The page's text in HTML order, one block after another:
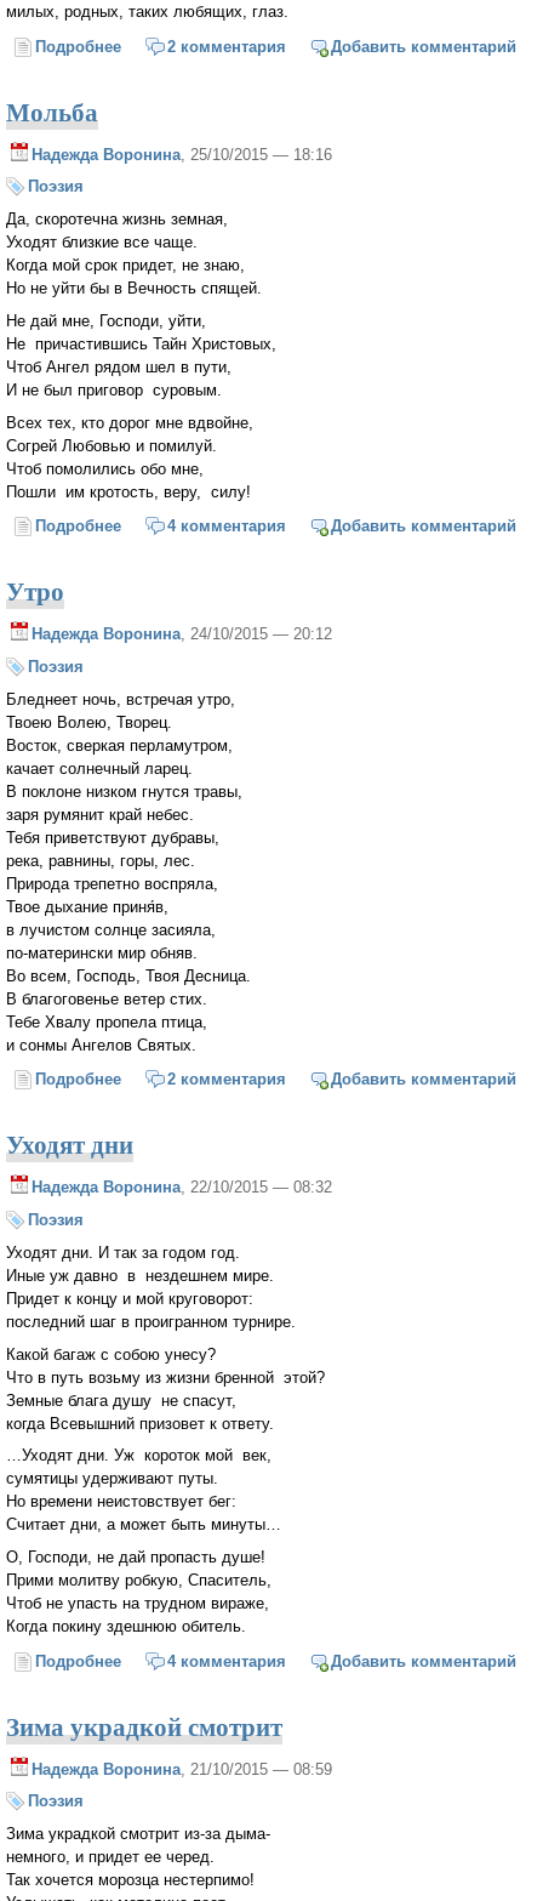
милых, родных, таких любящих, глаз.
Подробнее о Радуюсь2 комментария Добавить комментарий
Мольба
Надежда Воронина , 25/10/2015 — 18:16
Поэзия
Да, скоротечна жизнь земная,
Уходят близкие все чаще.
Когда мой срок придет, не знаю,
Но не уйти бы в Вечность спящей.
Не дай мне, Господи, уйти,
Не причастившись Тайн Христовых,
Чтоб Ангел рядом шел в пути,
И не был приговор суровым.
Всех тех, кто дорог мне вдвойне,
Согрей Любовью и помилуй.
Чтоб помолились обо мне,
Пошли им кротость, веру, силу!
Подробнее о Мольба4 комментария Добавить комментарий
Утро
Надежда Воронина, 24/10/2015 — 20:12
Поэзия
Бледнеет ночь, встречая утро,
Твоею Волею, Творец.
Восток, сверкая перламутром,
качает солнечный ларец.
В поклоне низком гнутся травы,
заря румянит край небес.
Тебя приветствуют дубравы,
река, равнины, горы, лес.
Природа трепетно воспряла,
Твое дыхание приня́в,
в лучистом солнце засияла,
по-матерински мир обняв.
Во всем, Господь, Твоя Десница.
В благоговенье ветер стих.
Тебе Хвалу пропела птица,
и сонмы Ангелов Святых.
Подробнее о Утро2 комментария Добавить комментарий
Уходят дни
Надежда Воронина, 22/10/2015 — 08:32
Поэзия
Уходят дни. И так за годом год.
Иные уж давно в нездешнем мире.
Придет к концу и мой круговорот:
последний шаг в проигранном турнире.
Какой багаж с собою унесу?
Что в путь возьму из жизни бренной этой?
Земные блага душу не спасут,
когда Всевышний призовет к ответу.
…Уходят дни. Уж короток мой век,
сумятицы удерживают путы.
Но времени неистовствует бег:
Считает дни, а может быть минуты…
О, Господи, не дай пропасть душе!
Прими молитву робкую, Спаситель,
Чтоб не упасть на трудном вираже,
Когда покину здешнюю обитель.
Подробнее о Уходят дни
4 комментария Добавить комментарий
Зима украдкой смотрит
Надежда Воронина , 21/10/2015 — 08:59
Поэзия
Зима украдкой смотрит из-за дыма-
немного, и придет ее черед.
Так хочется морозца нестерпимо!